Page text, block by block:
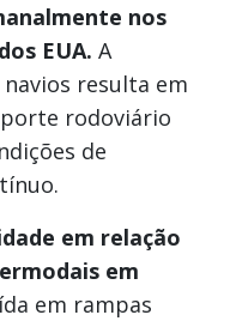
nos
EUA. A
resulta em
rodoviário
de
em relação
em
em rampas